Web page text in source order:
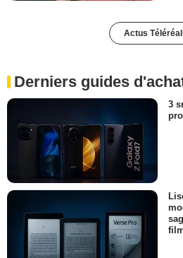
Actus
Derniers guides
3